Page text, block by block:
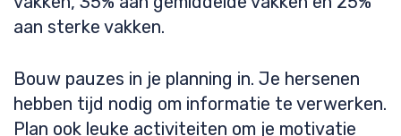
aan sterke vakken.
Bouw pauzes in je planning in. Je hersenen
hebben tijd nodig om informatie te verwerken.
Plan ook leuke activiteiten om je motivatie